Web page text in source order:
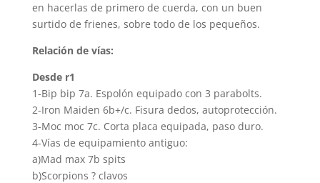
en hacerlas de primero de cuerda, con un buen
surtido de frienes, sobre todo de los pequeños.
Relación de vías:
Desde r1
1-Bip bip 7a. Espolón equipado con 3 parabolts.
2-Iron Maiden 6b+/c. Fisura dedos, autoprotección.
3-Moc moc 7c. Corta placa equipada, paso duro.
4-Vías de equipamiento antiguo:
a)Mad max 7b spits
b)Scorpions ? clavos